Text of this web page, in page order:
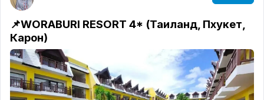
📌WORABURI RESORT 4* (Таиланд, Пхукет,
Карон)